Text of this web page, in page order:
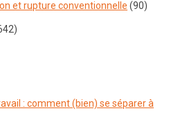
et rupture conventionnelle (90)
: comment (bien) se séparer à